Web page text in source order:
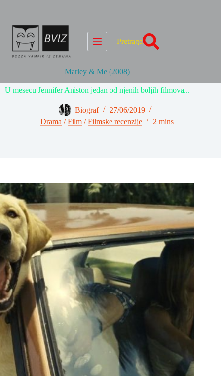
Pretraga
Marley & Me (2008)
U mesecu Jennifer Aniston jedan od njenih boljih filmova...
Biograf
27/06/2019
Drama /Film /Filmske recenzije 2 mins